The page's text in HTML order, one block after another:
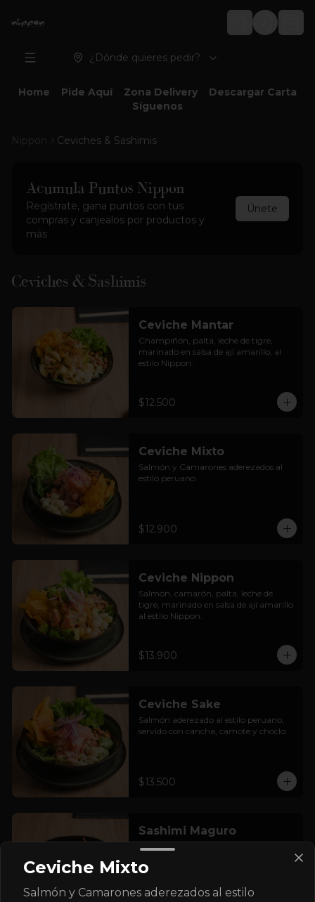
Login
¿Dónde quieres pedir?
Home Pide Aquí Zona Delivery
Descargar Carta
Síguenos
Nippon Ceviches & Sashimis
Acumula Puntos Nippon
Regístrate, gana puntos con tus
compras y canjealos por productos y
más
Únete
Ceviches & Sashimis
Ceviche Mantar
Champiñón, palta, leche de tigre,
marinado en salsa de ají amarillo, al
estilo Nippon.
$12.500
Ceviche Mixto
Salmón y Camarones aderezados al
estilo peruano
$12.900
Ceviche Nippon
Salmón, camarón, palta, leche de
tigre, marinado en salsa de ají amarillo
al estilo Nippon.
$13.900
Ceviche Sake
Salmón aderezado al estilo peruano,
servido con cancha, camote y choclo.
$13.500
Sashimi Maguro
7 cortes de atún
Ceviche Mixto
Salmón y Camarones aderezados al estilo